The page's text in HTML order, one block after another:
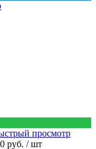
просмотр
руб. / шт